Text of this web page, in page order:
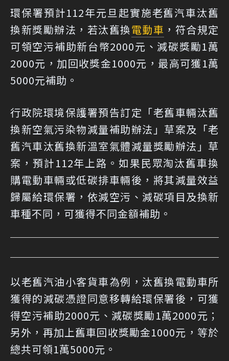
環保署預計112年元旦起實施老舊汽車汰舊
換新獎勵辦法，若汰舊換電動車 ，符合規定
可領空污補助新台幣2000元、減碳獎勵1萬
2000元，加回收獎金1000元，最高可獲1萬
5000元補助。
行政院環境保護署預告訂定「老舊車輛汰舊
換新空氣污染物減量補助辦法」草案及「老
舊汽車汰舊換新溫室氣體減量獎勵辦法」草
案，預計112年上路。如果民眾淘汰舊車換
購電動車輛或低碳排車輛後，將其減量效益
歸屬給環保署，依減空污、減碳項目及換新
車種不同，可獲得不同金額補助。
以老舊汽油小客貨車為例，汰舊換電動車所
獲得的減碳憑證同意移轉給環保署後，可獲
得空污補助2000元、減碳獎勵1萬2000元；
另外，再加上舊車回收獎勵金1000元，等於
總共可領1萬5000元。